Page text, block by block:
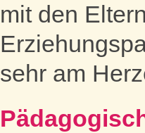
mit den
sehr am